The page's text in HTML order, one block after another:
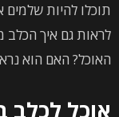
תוכלו להיות שלמים
לראות גם איך
האוכל? האם הוא
אוכל לכלב